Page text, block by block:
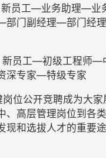
新员工—业务助理—业
部门副经理—部门经
新员工—初级工程师
深专家—特级专家
位公开竞聘成为大
、高层管理岗位到各
现和选拔人才的重要途